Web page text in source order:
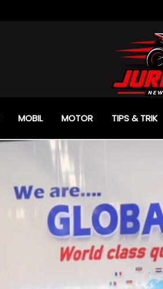
MOBIL MOTOR TIPS & TRIK